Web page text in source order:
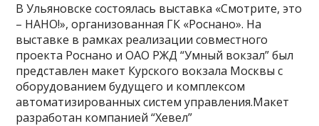
В Ульяновске состоялась выставка «Смотрите, это
– НАНО!», организованная ГК «Роснано». На
выставке в рамках реализации совместного
проекта Роснано и ОАО РЖД “Умный вокзал” был
представлен макет Курского вокзала Москвы с
оборудованием будущего и комплексом
автоматизированных систем управления.Макет
разработан компанией “Хевел”